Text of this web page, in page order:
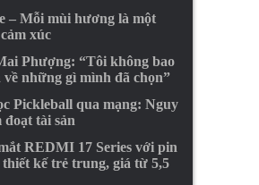
– Mỗi mùi hương là một
xúc
Phượng: “Tôi không bao
về những gì mình đã chọn”
Pickleball qua mạng: Nguy
đoạt tài sản
REDMI 17 Series với pin
thiết kế trẻ trung, giá từ 5,5